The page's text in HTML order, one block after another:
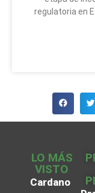
regulatoria en
LO MÁS
VISTO
Cardano